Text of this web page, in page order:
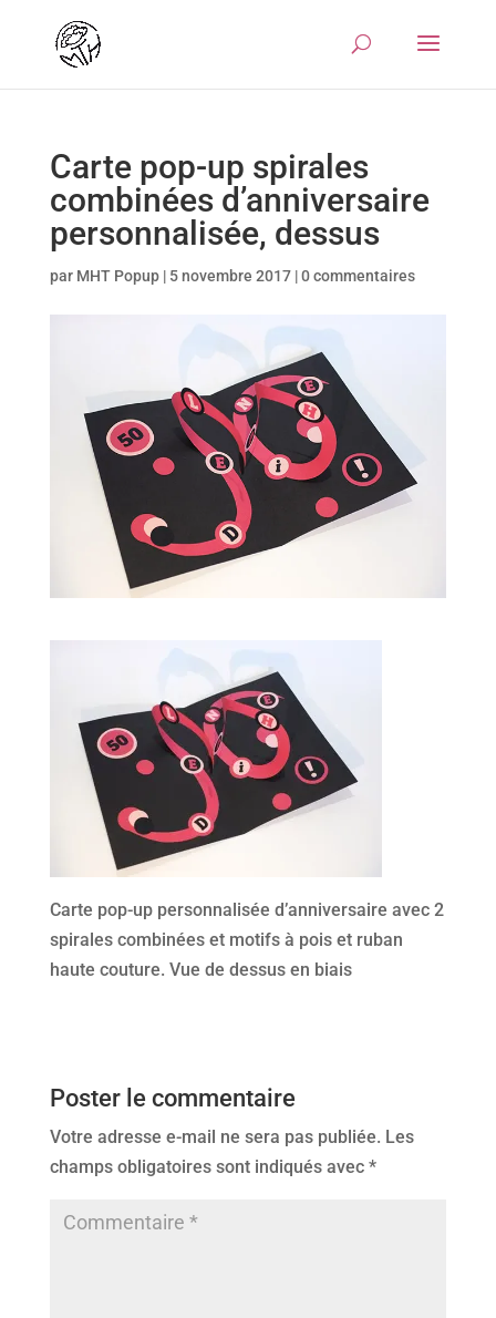
Carte pop-up spirales
combinées d’anniversaire
personnalisée, dessus
par MHT Popup| 5 novembre 2017|0 commentaires
Carte pop-up personnalisée d’anniversaire avec 2
spirales combinées et motifs à pois et ruban
haute couture. Vue de dessus en biais
Poster le commentaire
Votre adresse e-mail ne sera pas publiée. Les
champs obligatoires sont indiqués avec *